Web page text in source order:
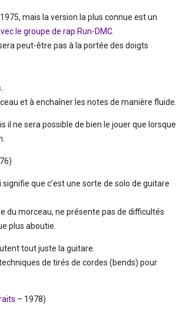
mais la version la plus connue est un
le groupe de rap Run-DMC
peut-être pas à la portée des doigts
et à enchaîner les notes de manière fluide.
il ne sera possible de bien le jouer que lorsque
que c’est une sorte de solo de guitare
du morceau, ne présente pas de difficultés
plus aboutie.
tout juste la guitare.
de tirés de cordes (bends) pour
– 1978)